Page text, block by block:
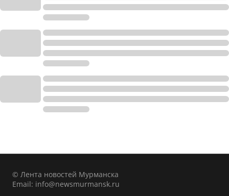
© Лента новостей Мурманска
Email: info@newsmurmansk.ru